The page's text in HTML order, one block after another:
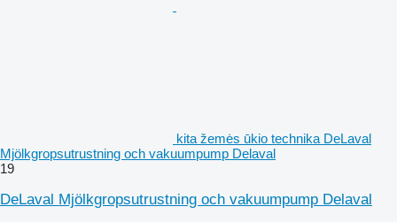
kita žemės ūkio technika DeLaval
Mjölkgropsutrustning och vakuumpump Delaval
19
DeLaval Mjölkgropsutrustning och vakuumpump Delaval